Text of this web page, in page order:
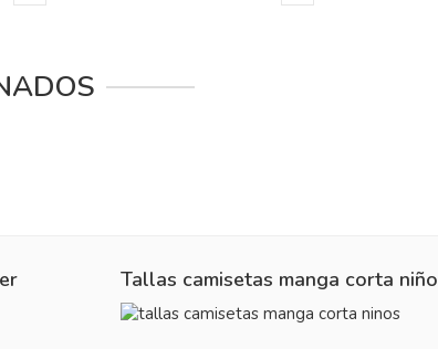
Tallas camisetas manga corta niño